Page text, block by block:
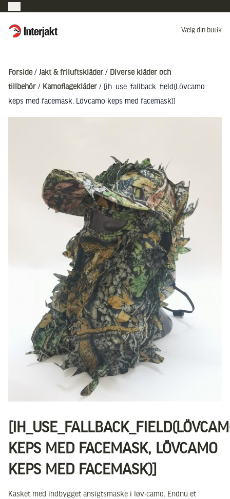
Interjakt DK Vælg din butik
Forside/Jakt & friluftskläder / Diverse kläder och
tillbehör / Kamoflagekläder / [ih_use_fallback_field(Lövcamo
keps med facemask, Lövcamo keps med facemask)]
KEPS MED FACEMASK, LÖVCAMO
KEPS MED FACEMASK)]
Kasket med indbygget ansigtsmaske i løv-camo. Endnu et